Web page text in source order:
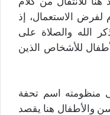
لفرض الاستعمال، إذ
الله والصلاة على
للأشخاص الذين
منظومته اسم تحفة
والأطفال هنا يقصد